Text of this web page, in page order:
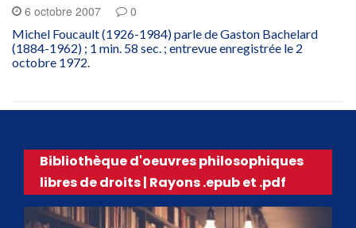
6 octobre 2007 0
Michel Foucault (1926-1984) parle de Gaston Bachelard
(1884-1962) ; 1 min. 58 sec. ; entrevue enregistrée le 2
octobre 1972.
Bibliothèque d'oeuvres philosophiques
libres de droits | Rayons .epub et .pdf